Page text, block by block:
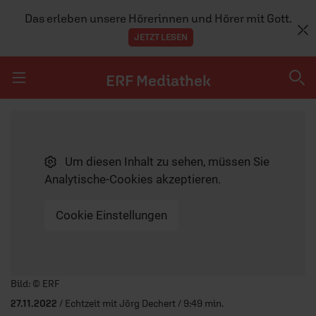
Das erleben unsere Hörerinnen und Hörer mit Gott.
JETZT LESEN
ERF Mediathek
SENDUNGEN A-ZUm diesen Inhalt zu sehen, müssen Sie
Analytische-Cookies akzeptieren.
Cookie Einstellungen
Player starten/anhalten
Bild: © ERF
27.11.2022 / Echtzeit mit Jörg Dechert / 9:49 min.